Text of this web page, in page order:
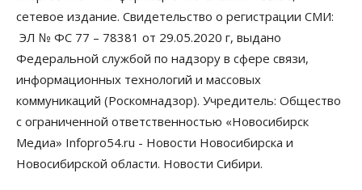
сетевое издание. Свидетельство о регистрации СМИ:
ЭЛ № ФС 77 – 78381 от 29.05.2020 г, выдано
Федеральной службой по надзору в сфере связи,
информационных технологий и массовых
коммуникаций (Роскомнадзор). Учредитель: Общество
с ограниченной ответственностью «Новосибирск
Медиа» Infopro54.ru - Новости Новосибирска и
Новосибирской области. Новости Сибири.